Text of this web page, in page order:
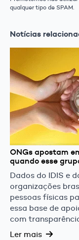
qualquer tipo de SPAM.
Notícias
ONGs apostam
quando esse
Dados do IDIS e
organizações
pessoas físicas
essa base de
com
Ler mais